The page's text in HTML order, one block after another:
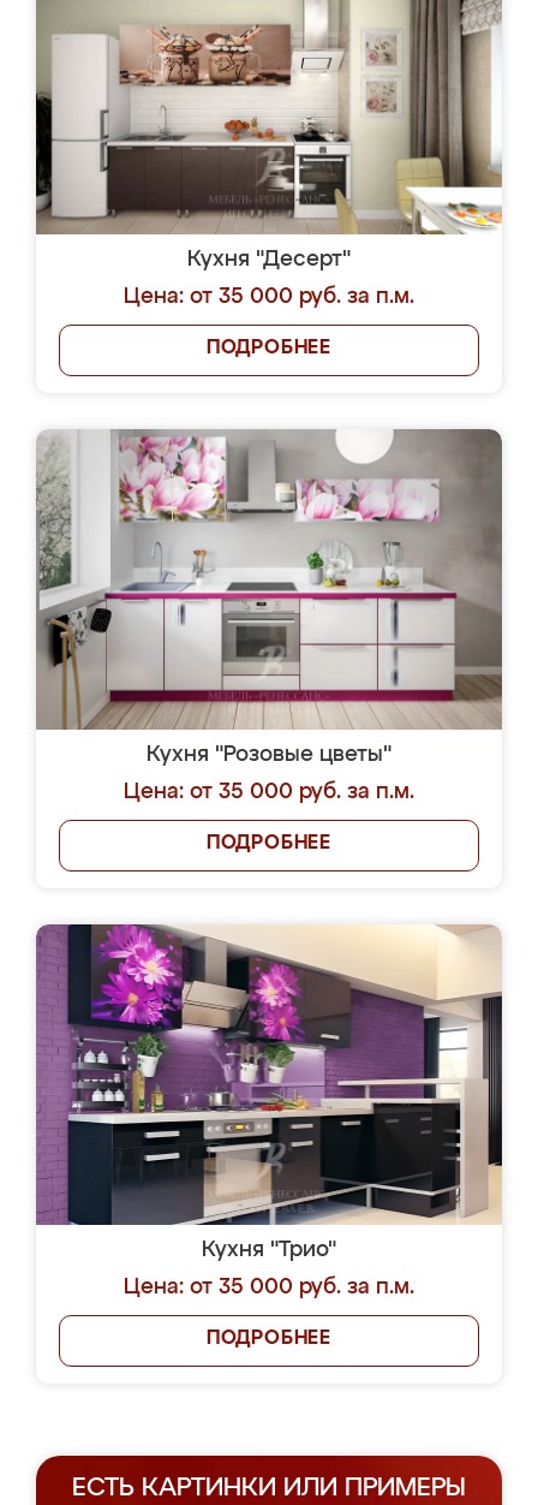
Кухня "Десерт"
Цена: от 35 000 руб. за п.м.
ПОДРОБНЕЕ
Кухня "Розовые цветы"
Цена: от 35 000 руб. за п.м.
ПОДРОБНЕЕ
Кухня "Трио"
Цена: от 35 000 руб. за п.м.
ПОДРОБНЕЕ
ЕСТЬ КАРТИНКИ ИЛИ ПРИМЕРЫ